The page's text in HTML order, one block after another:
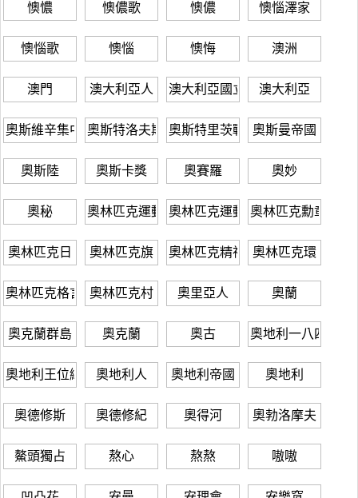
懊憹 懊儂歌 懊儂 懊惱澤家
懊惱歌 懊惱 懊悔 澳洲
澳門 澳大利亞人 澳大利亞國立大學澳大利亞
奧斯維辛集中營奧斯特洛夫斯基奧斯特里茨戰役奧斯曼帝國
奧斯陸 奧斯卡獎 奧賽羅 奧妙
奧秘 奧林匹克運動會奧林匹克運動 奧林匹克勳章
奧林匹克日 奧林匹克旗 奧林匹克精神 奧林匹克環
奧林匹克格言 奧林匹克村 奧里亞人 奧蘭
奧克蘭群島 奧克蘭 奧古 奧地利一八四八年
奧地利王位繼承戰爭奧地利人 奧地利帝國 奧地利
奧德修斯 奧德修紀 奧得河 奧勃洛摩夫
鰲頭獨占 熬心 熬熬 嗷嗷